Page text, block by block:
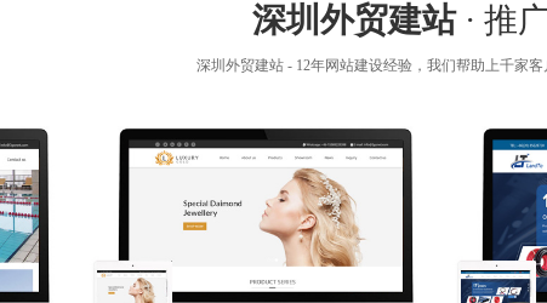
深圳外贸建站· 推
深圳外贸建站 - 12年网站建设经验，我们帮助上千家